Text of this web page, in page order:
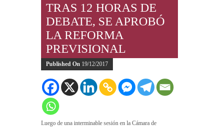
TRAS 12 HORAS DE
DEBATE, SE APROBÓ
LA REFORMA
PREVISIONAL
Published On 19/12/2017
Luego de una interminable sesión en la Cámara de